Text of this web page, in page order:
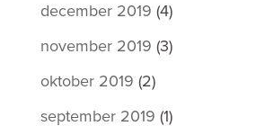
december 2019 (4)
november 2019 (3)
oktober 2019 (2)
september 2019 (1)